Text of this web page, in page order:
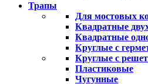
Трапы
Для мостовых
Квадратные
Квадратные
Круглые с
Круглые с
Пластиковые
Чугунные